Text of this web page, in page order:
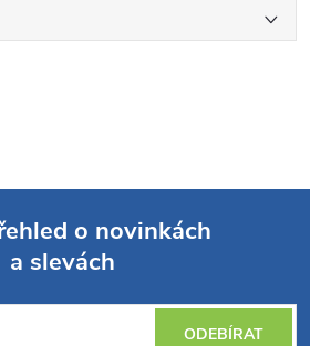
o novinkách
a slevách
ODEBÍRAT